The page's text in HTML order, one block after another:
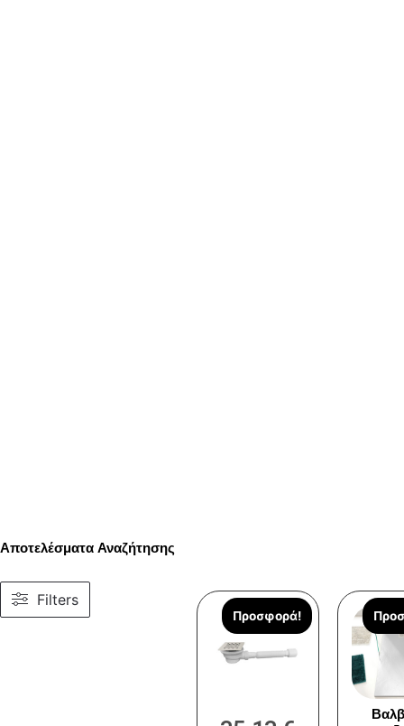
Αποτελέσματα Αναζήτησης
Filters
Προσφορά!